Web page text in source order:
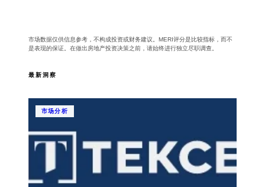
市场数据仅供信息参考，不构成投资或财务建议。MERI评分是比较指标，而不
是表现的保证。在做出房地产投资决策之前，请始终进行独立尽职调查。
最新洞察
市场分析